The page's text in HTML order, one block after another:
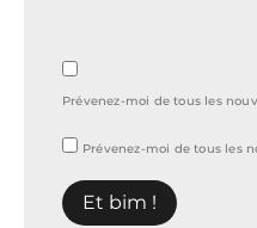
Prévenez-moi de tous les
Prévenez-moi de tous les